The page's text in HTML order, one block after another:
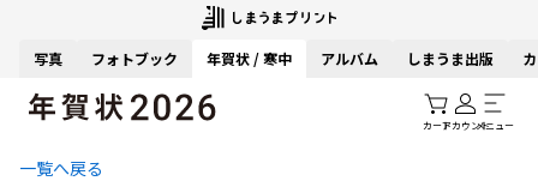
写真 フォトブック 年賀状 / 寒中 アルバム しまうま出版
カートアカウントメニュー
一覧へ戻る